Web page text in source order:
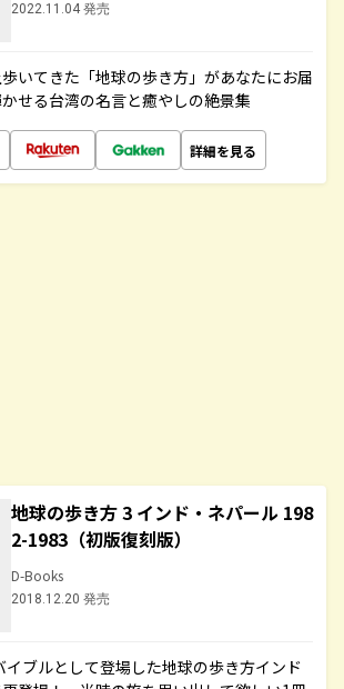
2022.11.04 発売
いてきた「地球の歩き方」があなたにお届
せる台湾の名言と癒やしの絶景集
詳細を見る
地球の歩き方 3 インド・ネパール 198
2-1983（初版復刻版）
D-Books
2018.12.20 発売
ブルとして登場した地球の歩き方インド